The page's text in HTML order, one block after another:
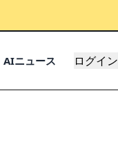
AIニュース ログイン